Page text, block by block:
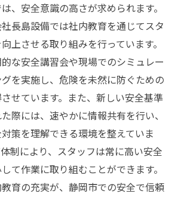
、安全意識の高さが求められます。
長島設備では社内教育を通じてスタ
上させる取り組みを行っています。
な安全講習会や現場でのシミュレー
を実施し、危険を未然に防ぐための
せています。また、新しい安全基準
際には、速やかに情報共有を行い、
策を理解できる環境を整えていま
制により、スタッフは常に高い安全
て作業に取り組むことができます。
育の充実が、静岡市での安全で信頼